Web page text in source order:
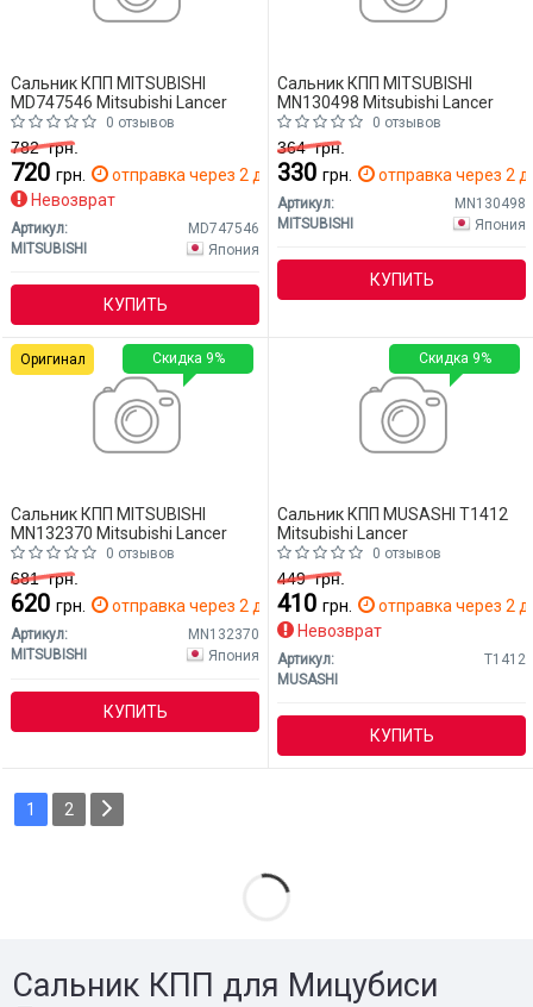
Сальник КПП MITSUBISHI
MD747546 Mitsubishi Lancer
0 отзывов
782грн.
720 грн.
отправка через 2 дн.
Невозврат
Артикул:
MD747546
MITSUBISHI
Япония
КУПИТЬ
Сальник КПП MITSUBISHI
MN130498 Mitsubishi Lancer
0 отзывов
364грн.
330 грн. отправка через 2
Артикул:
MN130498
MITSUBISHI
Япония
КУПИТЬ
Сальник КПП MITSUBISHI
MN132370 Mitsubishi Lancer
0 отзывов
681грн.
620 грн. отправка через 2 дн.
Артикул:
MN132370
MITSUBISHI
Япония
КУПИТЬ
Скидка 9%
Оригинал
Сальник КПП MUSASHI T1412
Mitsubishi Lancer
0 отзывов
449грн.
410 грн.
отправка через 2
Невозврат
Артикул:
T1412
MUSASHI
КУПИТЬ
Скидка 9%
1 2
Сальник КПП для Мицубиси